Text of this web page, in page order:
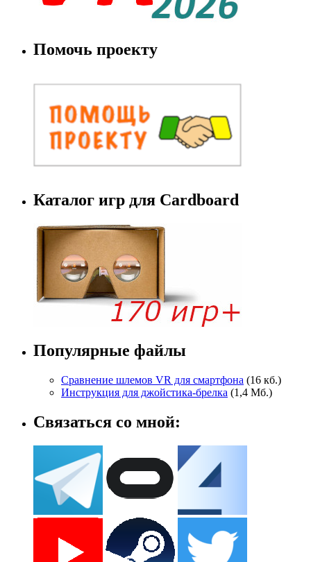
Помочь проекту
Каталог игр для Cardboard
Популярные файлы
Сравнение шлемов VR для смартфона (16 кб.)
Инструкция для джойстика-брелка (1,4 Мб.)
Связаться со мной: